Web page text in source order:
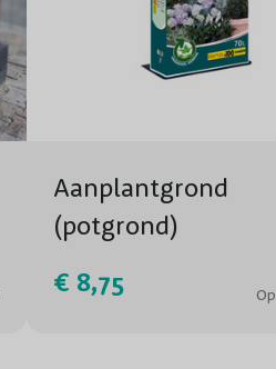
Aanplantgrond
(potgrond)
€ 8,75